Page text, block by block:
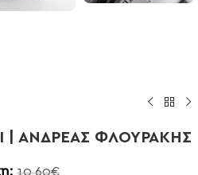
| ΑΝΔΡΕΑΣ ΦΛΟΥΡΑΚΗΣ
10,60€